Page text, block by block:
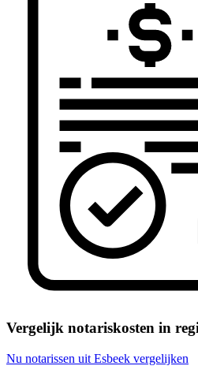
Vergelijk notariskosten in
Nu notarissen uit Esbeek vergelijken